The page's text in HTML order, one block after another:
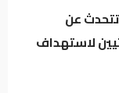
مطالبات
الإقليم
تتحدث عن
لاستهداف